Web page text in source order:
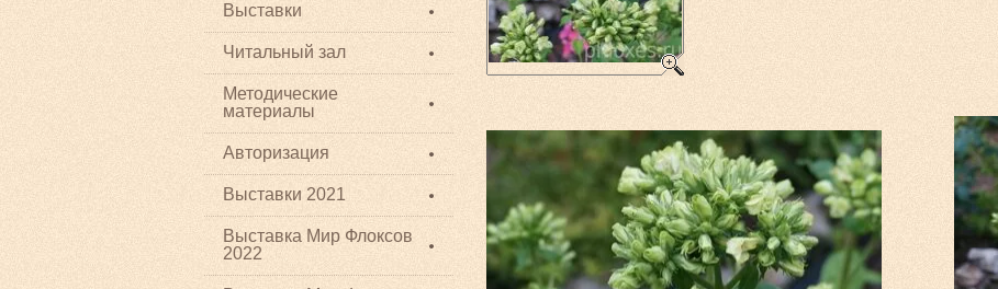
Выставки
Читальный зал
Методические
материалы
Авторизация
Выставки 2021
Выставка Мир Флоксов
2022